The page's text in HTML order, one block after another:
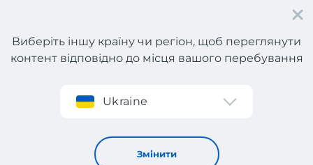
Реєстрація
Виберіть іншу країну чи регіон, щоб переглянути
контент відповідно до місця вашого перебування
Ukraine
Змінити
Одяг